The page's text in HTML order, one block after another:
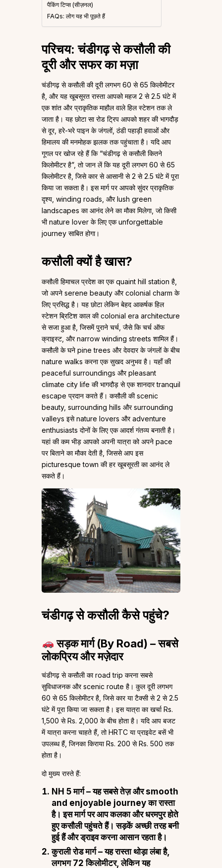
पैकिंग टिप्स (सीज़नल)
FAQs: लोग यह भी पूछते हैं
परिचय: चंडीगढ़ से कसौली की
दूरी और सफर का मज़ा
चंडीगढ़ से कसौली की दूरी लगभग 60 से 65 किलोमीटर
है, और यह खूबसूरत रास्ता आपको महज 2 से 2.5 घंटे में
एक शांत और प्राकृतिक माहौल वाले हिल स्टेशन तक ले
जाता है। यह छोटा सा रोड ट्रिप आपको शहर की भागदौड़
से दूर, हरे-भरे पाइन के जंगलों, ठंडी पहाड़ी हवाओं और
हिमालय की मनमोहक झलक तक पहुंचाता है। यदि आप
गूगल पर खोज रहे हैं कि “चंडीगढ़ से कसौली कितने
किलोमीटर है”, तो जान लें कि यह दूरी लगभग 60 से 65
किलोमीटर है, जिसे कार से आसानी से 2 से 2.5 घंटे में पूरा
किया जा सकता है। इस मार्ग पर आपको सुंदर प्राकृतिक
दृश्य, winding roads, और lush green
landscapes का आनंद लेने का मौका मिलेगा, जो किसी
भी nature lover के लिए एक unforgettable
journey साबित होगा।
कसौली क्यों है खास?
कसौली हिमाचल प्रदेश का एक quaint hill station है,
जो अपने serene beauty और colonial charm के
लिए प्रसिद्ध है। यह छोटा लेकिन बेहद आकर्षक हिल
स्टेशन ब्रिटिश काल की colonial era architecture
से सजा हुआ है, जिसमें पुराने चर्च, जैसे कि चर्च ऑफ
क्राइस्ट, और narrow winding streets शामिल हैं।
कसौली के घने pine trees और देवदार के जंगलों के बीच
nature walks करना एक सुखद अनुभव है। यहाँ की
peaceful surroundings और pleasant
climate city life की भागदौड़ से एक शानदार tranquil
escape प्रदान करते हैं। कसौली की scenic
beauty, surrounding hills और surrounding
valleys इसे nature lovers और adventure
enthusiasts दोनों के लिए एक आदर्श गंतव्य बनाती है।
यहां की कम भीड़ आपको अपनी यात्रा को अपने pace
पर बिताने का मौका देती है, जिससे आप इस
picturesque town की हर खूबसूरती का आनंद ले
सकते हैं।
चंडीगढ़ से कसौली कैसे पहुंचे?
सड़क मार्ग (By Road) – सबसे
लोकप्रिय और मज़ेदार
चंडीगढ़ से कसौली का road trip करना सबसे
सुविधाजनक और scenic route है। कुल दूरी लगभग
60 से 65 किलोमीटर है, जिसे कार या टैक्सी से 2 से 2.5
घंटे में पूरा किया जा सकता है। इस यात्रा का खर्चा Rs.
1,500 से Rs. 2,000 के बीच होता है। यदि आप बजट
में यात्रा करना चाहते हैं, तो HRTC या प्राइवेट बसें भी
उपलब्ध हैं, जिनका किराया Rs. 200 से Rs. 500 तक
होता है।
दो मुख्य रास्ते हैं:
NH 5 मार्ग– यह सबसे तेज़ और smooth
and enjoyable journey का रास्ता
है। इस मार्ग पर आप कलका और धरमपुर होते
हुए कसौली पहुंचते हैं। सड़कें अच्छी तरह बनी
हुई हैं और ड्राइव करना आसान रहता है।
कुराली रोड मार्ग– यह रास्ता थोड़ा लंबा है,
लगभग 72 किलोमीटर, लेकिन यह